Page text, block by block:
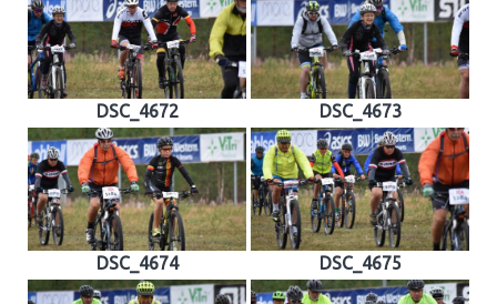
DSC_4672 DSC_4673
DSC_4674 DSC_4675